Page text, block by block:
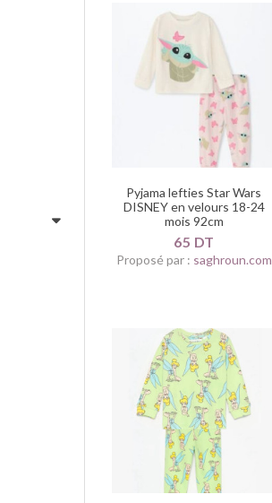
Pyjama lefties Star Wars
DISNEY en velours 18-24
mois 92cm
65 DT
Proposé par : saghroun.com